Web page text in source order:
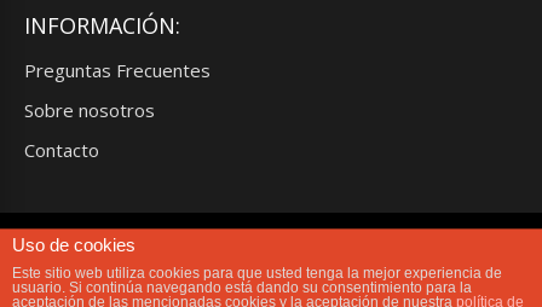
INFORMACIÓN:
Preguntas Frecuentes
Sobre nosotros
Contacto
Limit Gamers® es una propiedad privada, sin animo de lucro.TODOS LOS
DERECHOS RESERVADOS. Limit Gamers® no se hace responsable de las
opiniones de sus colaboradores, usuarios y columnistas. Prohibida la
Uso de cookies
Este sitio web utiliza cookies para que usted tenga la mejor experiencia de
usuario. Si continúa navegando está dando su consentimiento para la
aceptación de las mencionadas cookies y la aceptación de nuestra política de